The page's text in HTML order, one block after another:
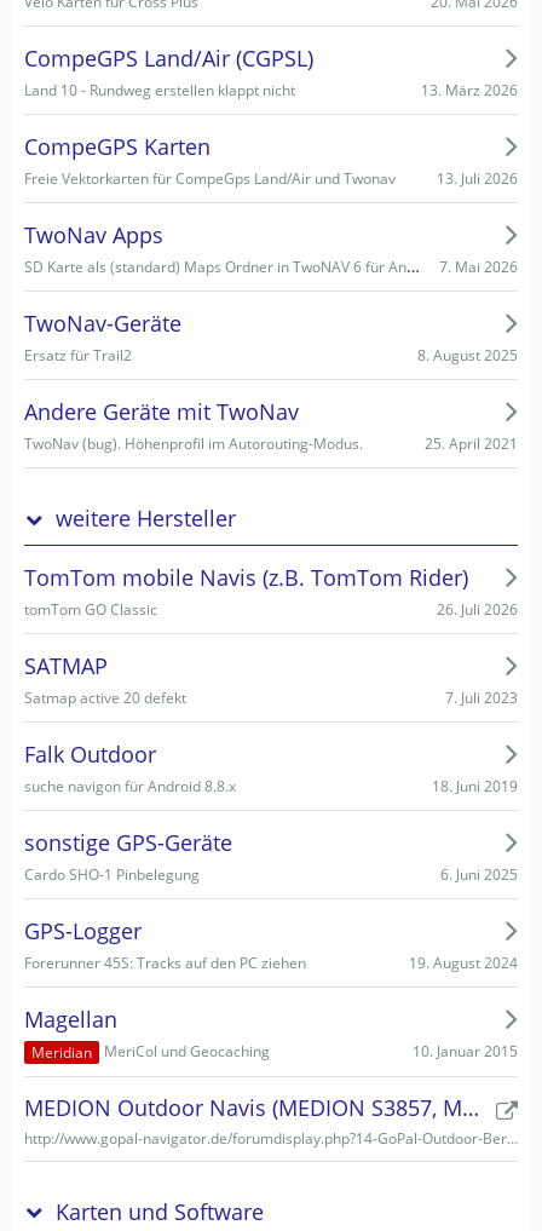
CompeGPS Land/Air (CGPSL)
Land 10 - Rundweg erstellen klappt nicht 13. März 2026
CompeGPS Karten
Freie Vektorkarten für CompeGps Land/Air und Twonav 13. Juli 2026
TwoNav Apps
SD Karte als (standard) Maps Ordner in TwoNAV 6 für Android einstellen/wählen 7. Mai 2026
TwoNav-Geräte
Ersatz für Trail2 8. August 2025
Andere Geräte mit TwoNav
TwoNav (bug). Höhenprofil im Autorouting-Modus. 25. April 2021
weitere Hersteller
TomTom mobile Navis (z.B. TomTom Rider)
tomTom GO Classic 26. Juli 2026
SATMAP
Satmap active 20 defekt 7. Juli 2023
Falk Outdoor
suche navigon für Android 8.8.x 18. Juni 2019
sonstige GPS-Geräte
Cardo SHO-1 Pinbelegung 6. Juni 2025
GPS-Logger
Forerunner 45S: Tracks auf den PC ziehen 19. August 2024
Magellan
Meridian MeriCol und Geocaching 10. Januar 2015
MEDION Outdoor Navis (MEDION S3857, MEDION S3747)
http://www.gopal-navigator.de/forumdisplay.php?14-GoPal-Outdoor-Bereich
Karten und Software